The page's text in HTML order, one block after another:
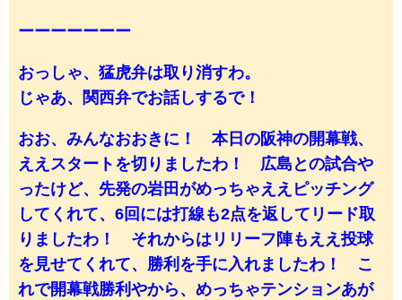
ーーーーーーー
おっしゃ、猛虎弁は取り消すわ。
じゃあ、関西弁でお話しするで！
おお、みんなおおきに！ 本日の阪神の開幕戦、
ええスタートを切りましたわ！ 広島との試合や
ったけど、先発の岩田がめっちゃええピッチング
してくれて、6回には打線も2点を返してリード取
りましたわ！ それからはリリーフ陣もええ投球
を見せてくれて、勝利を手に入れましたわ！ こ
れで開幕戦勝利やから、めっちゃテンションあが